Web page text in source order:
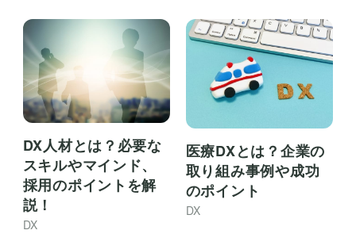
DX人材とは？必要な
スキルやマインド、
採用のポイントを解
説！
DX
医療DXとは？企業の
取り組み事例や成功
のポイント
DX